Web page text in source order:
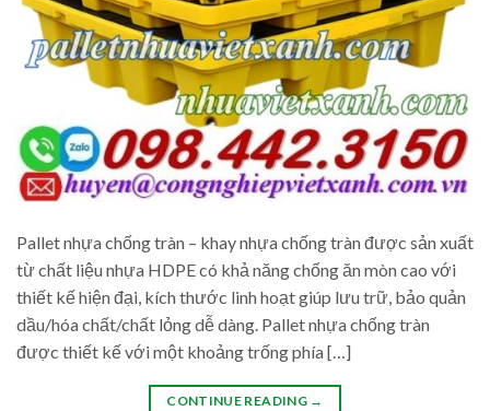
Pallet nhựa chống tràn – khay nhựa chống tràn được sản xuất
từ chất liệu nhựa HDPE có khả năng chống ăn mòn cao với
thiết kế hiện đại, kích thước linh hoạt giúp lưu trữ, bảo quản
dầu/hóa chất/chất lỏng dễ dàng. Pallet nhựa chống tràn
được thiết kế với một khoảng trống phía […]
CONTINUE READING →